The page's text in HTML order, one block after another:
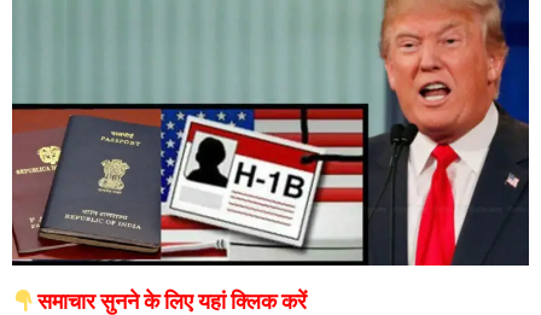
समाचार सुनने के लिए यहां क्लिक करें